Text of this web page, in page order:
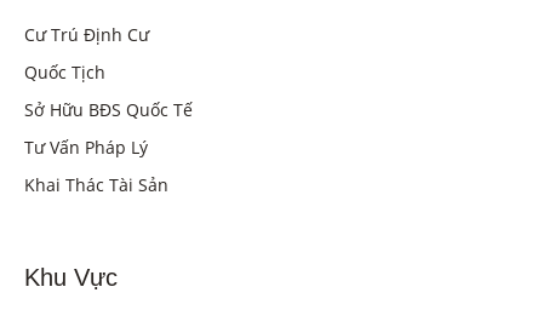
Cư Trú Định Cư
Quốc Tịch
Sở Hữu BĐS Quốc Tế
Tư Vấn Pháp Lý
Khai Thác Tài Sản
Khu Vực